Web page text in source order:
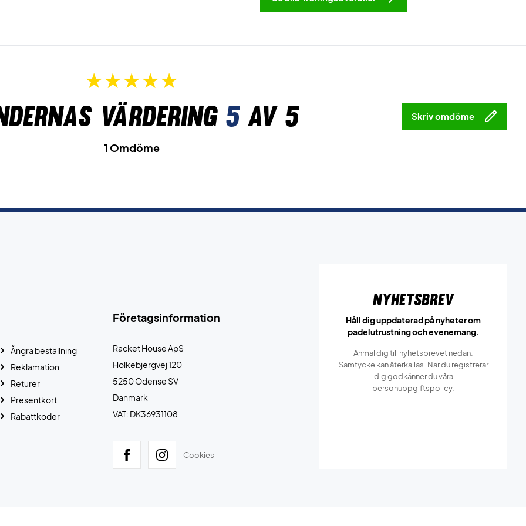
värdering 5av 5 Skriv omdöme
1 Omdöme
Företagsinformation
Racket House ApS
Holkebjergvej 120
5250 Odense SV
Danmark
VAT: DK36931108
Cookies
Ångra beställning
Reklamation
Returer
Presentkort
Rabattkoder
Nyhetsbrev
Håll dig uppdaterad på nyheter om
padelutrustning och evenemang.
Anmäl dig till nyhetsbrevet nedan.
Samtycke kan återkallas. När du registrerar
dig godkänner du våra
personuppgiftspolicy.